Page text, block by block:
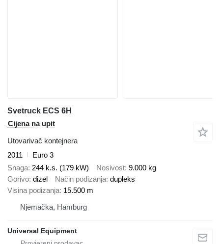
Svetruck ECS 6H
Cijena na upit
Utovarivač kontejnera
2011
Euro 3
Snaga 244 k.s. (179 kW) Nosivost 9.000 kg
Gorivo dizel Način podizanja dupleks
Visina podizanja 15.500 m
Njemačka, Hamburg
Universal Equipment